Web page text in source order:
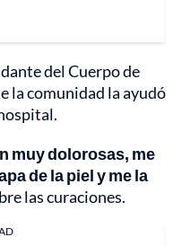
del Cuerpo de
la comunidad la ayudó
muy dolorosas, me
de la piel y me la
las curaciones.